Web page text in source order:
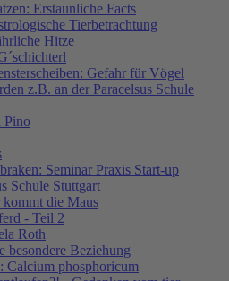
Erstaunliche Facts
Tierbetrachtung
Hitze
Gefahr für Vögel
z.B. an der Paracelsus Schule
Pino
Seminar Praxis Start-up
Schule Stuttgart
die Maus
- Teil 2
Roth
besondere Beziehung
Calcium phosphoricum